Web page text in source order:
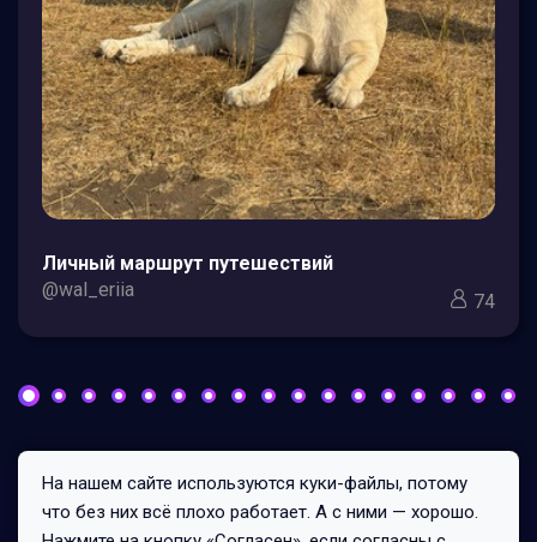
Личный маршрут путешествий
@wal_eriia
74
Все права защищены © 2026
На нашем сайте используются куки-файлы, потому
что без них всё плохо работает. А с ними — хорошо.